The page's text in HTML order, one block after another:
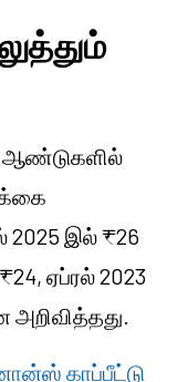
ஆண்டுகளில்
2025 இல் ₹26
ஏப்ரல் 2023
காப்பீட்டு